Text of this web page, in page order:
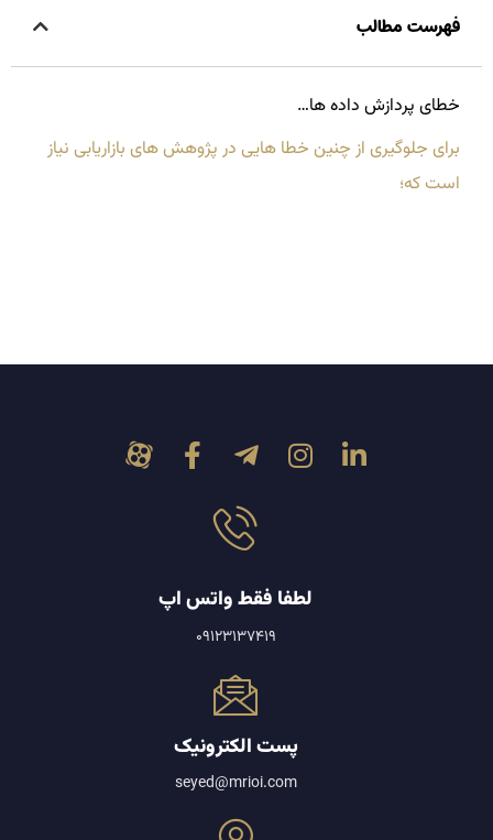
فهرست مطالب
خطای پردازش داده ها…
برای جلوگیری از چنین خطا هایی در پژوهش های بازاریابی نیاز
است که؛
لطفا فقط واتس اپ
09123137419
پست الکترونیک
seyed@mrioi.com